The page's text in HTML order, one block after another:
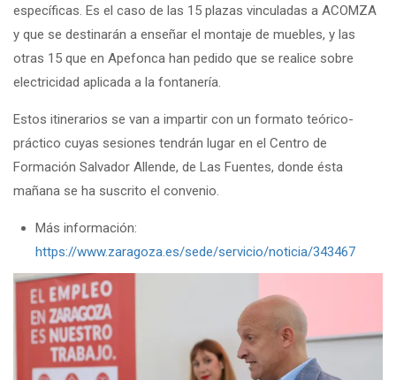
específicas. Es el caso de las 15 plazas vinculadas a ACOMZA
y que se destinarán a enseñar el montaje de muebles, y las
otras 15 que en Apefonca han pedido que se realice sobre
electricidad aplicada a la fontanería.
Estos itinerarios se van a impartir con un formato teórico-
práctico cuyas sesiones tendrán lugar en el Centro de
Formación Salvador Allende, de Las Fuentes, donde ésta
mañana se ha suscrito el convenio.
Más información:
https://www.zaragoza.es/sede/servicio/noticia/343467